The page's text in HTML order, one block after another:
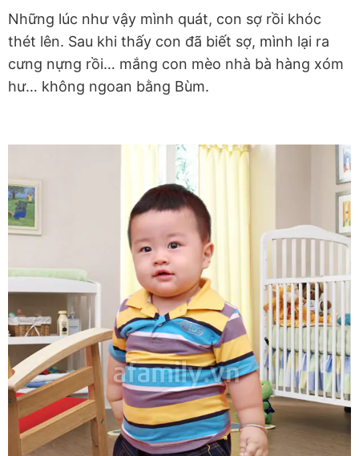
Những lúc như vậy mình quát, con sợ rồi khóc
thét lên. Sau khi thấy con đã biết sợ, mình lại ra
cưng nựng rồi… mắng con mèo nhà bà hàng xóm
hư… không ngoan bằng Bùm.